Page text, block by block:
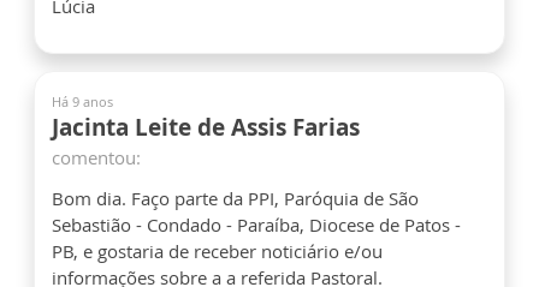
Lúcia
Há 9 anos
Jacinta Leite de Assis Farias
comentou:
Bom dia. Faço parte da PPI, Paróquia de São
Sebastião - Condado - Paraíba, Diocese de Patos -
PB, e gostaria de receber noticiário e/ou
informações sobre a a referida Pastoral.